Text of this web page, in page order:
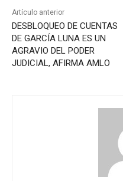
Artículo anterior
DESBLOQUEO DE CUENTAS
DE GARCÍA LUNA ES UN
AGRAVIO DEL PODER
JUDICIAL, AFIRMA AMLO